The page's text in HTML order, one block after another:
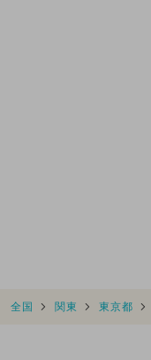
全国 関東 東京都